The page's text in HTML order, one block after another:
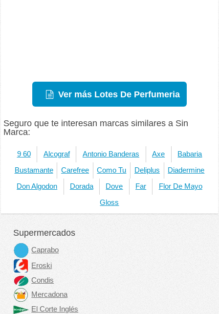
Ver más Lotes De Perfumeria
Seguro que te interesan marcas similares a Sin
Marca:
9 60 Alcograf Antonio Banderas Axe Babaria
Bustamante Carefree Como Tu Deliplus Diadermine
Don Algodon Dorada Dove Far Flor De Mayo
Gloss
Supermercados
Caprabo
Eroski
Condis
Mercadona
El Corte Inglés